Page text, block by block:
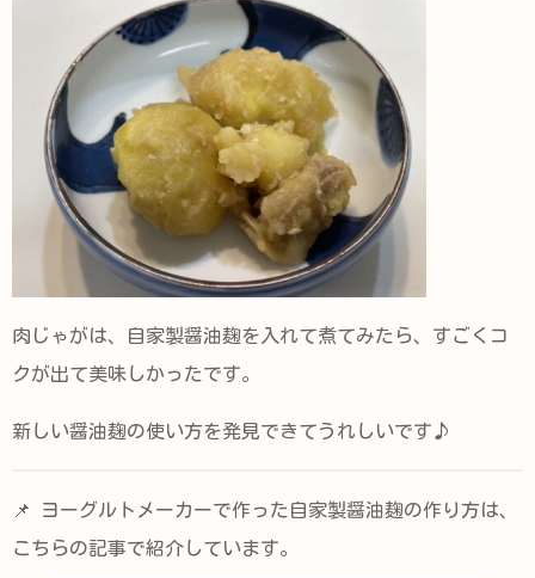
肉じゃがは、自家製醤油麹を入れて煮てみたら、すごくコ
クが出て美味しかったです。
新しい醤油麹の使い方を発見できてうれしいです♪
📌 ヨーグルトメーカーで作った自家製醤油麹の作り方は、
こちらの記事で紹介しています。